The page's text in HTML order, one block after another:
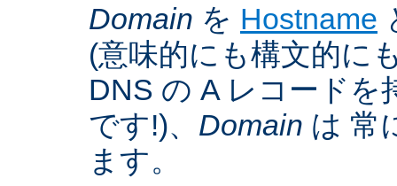
Domain を Hostname
(意味的にも構文的に
DNS の A レコードを
です!)、 Domain は 常
ます。